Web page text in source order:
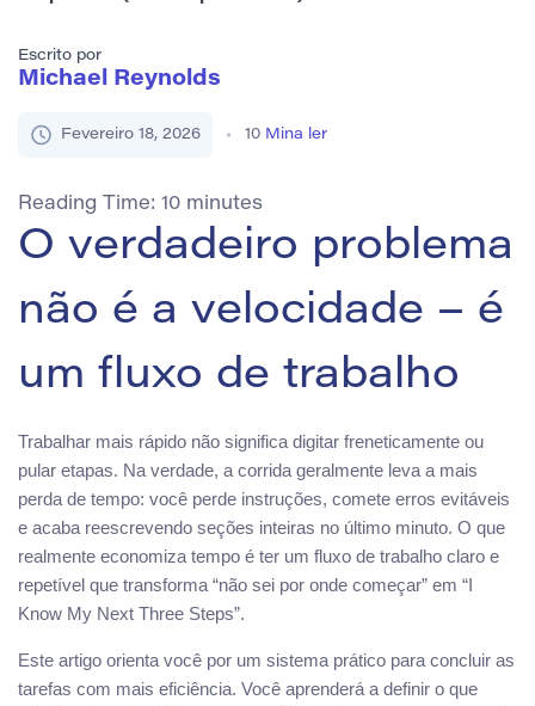
Escrito por
Michael Reynolds
Fevereiro 18, 2026 10 Mina ler
Reading Time: 10 minutes
O verdadeiro problema
não é a velocidade – é
um fluxo de trabalho
Trabalhar mais rápido não significa digitar freneticamente ou
pular etapas. Na verdade, a corrida geralmente leva a mais
perda de tempo: você perde instruções, comete erros evitáveis
e acaba reescrevendo seções inteiras no último minuto. O que
realmente economiza tempo é ter um fluxo de trabalho claro e
repetível que transforma “não sei por onde começar” em “I
Know My Next Three Steps”.
Este artigo orienta você por um sistema prático para concluir as
tarefas com mais eficiência. Você aprenderá a definir o que